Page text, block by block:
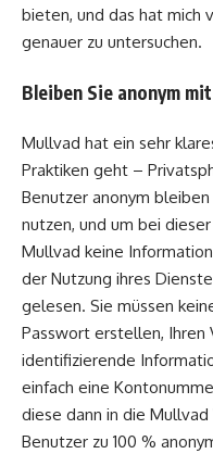
bieten, und das hat mich
genauer zu untersuchen.
Bleiben Sie anonym
Mullvad hat ein sehr
Praktiken geht –
Benutzer anonym
nutzen, und um bei
Mullvad keine
der Nutzung ihres
gelesen. Sie müssen
Passwort erstellen, Ihren
identifizierende
einfach eine
diese dann in die
Benutzer zu 100 %